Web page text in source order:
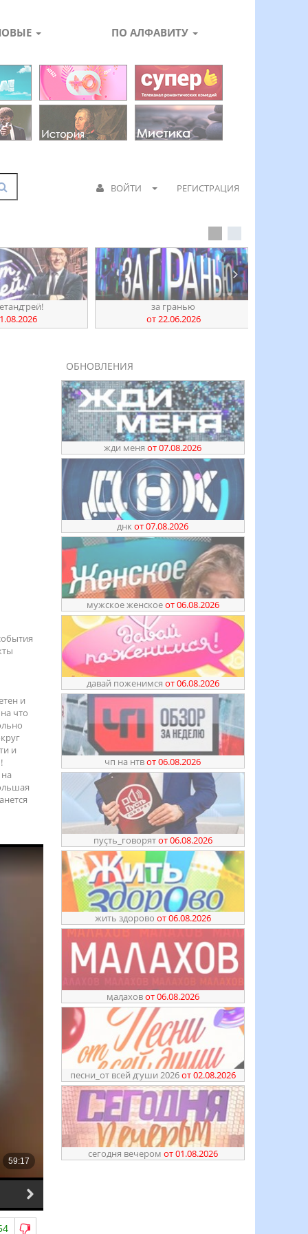
ПО АЛФАВИТУ
ВОЙТИ РЕГИСТРАЦИЯ
за гранью
от 22.06.2026
и
что
и
ОБНОВЛЕНИЯ
жди меня от 07.08.2026
днк от 07.08.2026
мужское женскоеот 06.08.2026
давай поженимся от 06.08.2026
чп на нтвот 06.08.2026
пуҫть_говорятот 06.08.2026
жить здорово от 06.08.2026
ӎаԓаховот 06.08.2026
песни_от всей ꙣуши 2026от 02.08.2026
сегодня вечером от 01.08.2026